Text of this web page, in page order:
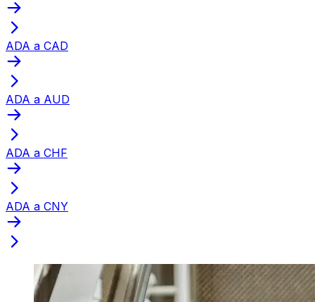
ADA a CAD
ADA a AUD
ADA a CHF
ADA a CNY